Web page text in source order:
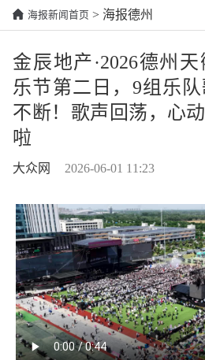
海报新闻首页 > 海报德州
金辰地产·2026德州
乐节第二日，9组乐
不断！歌声回荡，心
啦
大众网 2026-06-01 11:23